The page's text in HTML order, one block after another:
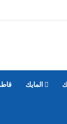
المايك